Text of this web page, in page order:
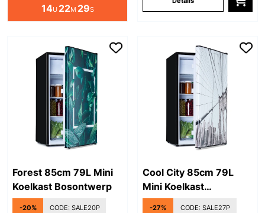
14U 22M 28S
Forest 85cm 79L Mini
Koelkast Bosontwerp
-20% CODE: SALE20P
Cool City 85cm 79L
Mini Koelkast
Stadsontwerp
-27% CODE: SALE27P